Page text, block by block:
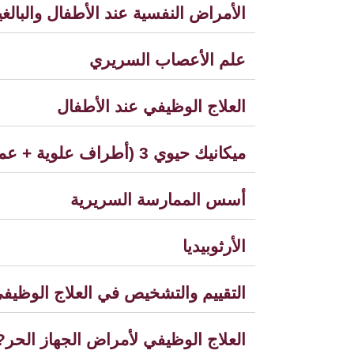
الأمراض النفسية عند الأطفال
علم الأعصاب السريري
العلاج الوظيفي عند الأطفال
ميكانيك حيوي 3 (أطراف علوية + عمود فقري)
أسس الممارسة السريرية
الأرثوبيديا
التقييم والتشخيص في العلاج
العلاج الوظيفي لأمراض الجهاز